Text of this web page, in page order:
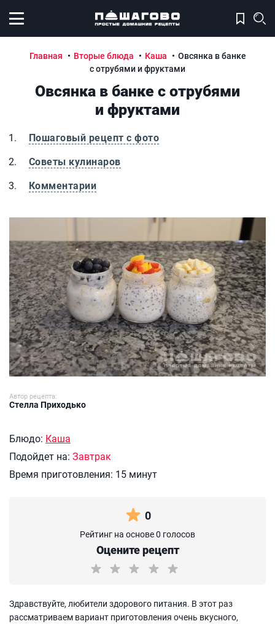
Открыть меню
Главная Вторые блюда Каша
Овсянка в банке
с отрубями и фруктами
Овсянка в банке с отрубями
и фруктами
Пошаговый рецепт с фото
Советы кулинаров
Комментарии
Овсянка в банке с отрубями и фруктами
Автор рецепта:
Стелла Приходько
Блюдо: Каша
Подойдет на: Завтрак
Время приготовления: 15 минут
0
Рейтинг на основе 0 голосов
Оцените рецепт
Здравствуйте, любители здорового питания. В этот раз
рассматриваем вариант приготовления очень вкусного,